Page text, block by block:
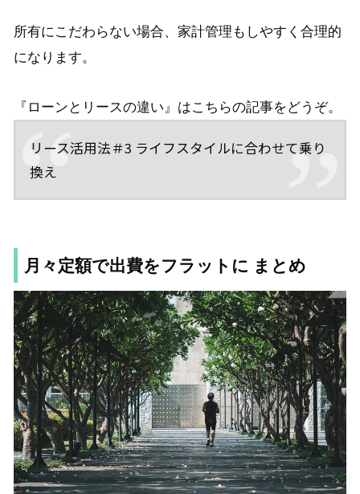
所有にこだわらない場合、家計管理もしやすく合理的
になります。
『ローンとリースの違い』はこちらの記事をどうぞ。
リース活用法＃3 ライフスタイルに合わせて乗り
換え
月々定額で出費をフラットに まとめ